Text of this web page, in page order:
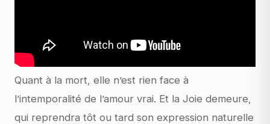
Quant à la mort, elle n’est rien face à
l’intemporalité de l’amour vrai. Et la Joie demeure,
qui reprendra tôt ou tard son expression naturelle